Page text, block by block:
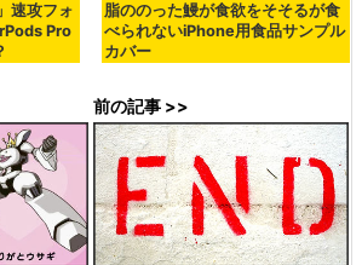
速攻フォ
Pro
脂ののった鰻が食欲をそそるが食
べられないiPhone用食品サンプル
カバー
前の記事 >>